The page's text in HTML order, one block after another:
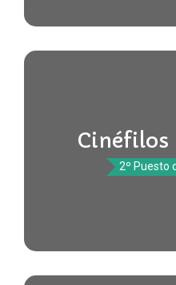
Cinéfilos
2º Puesto